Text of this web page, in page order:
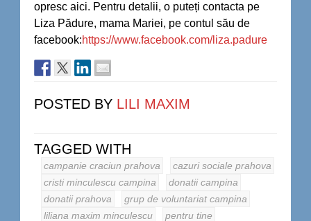
opresc aici. Pentru detalii, o puteți contacta pe
Liza Pădure, mama Mariei, pe contul său de
facebook:https://www.facebook.com/liza.padure
POSTED BY LILI MAXIM
TAGGED WITH
campanie craciun prahova
cazuri sociale prahova
cristi minculescu campina
donatii campina
donatii prahova
grup de voluntariat campina
liliana maxim minculescu
pentru tine